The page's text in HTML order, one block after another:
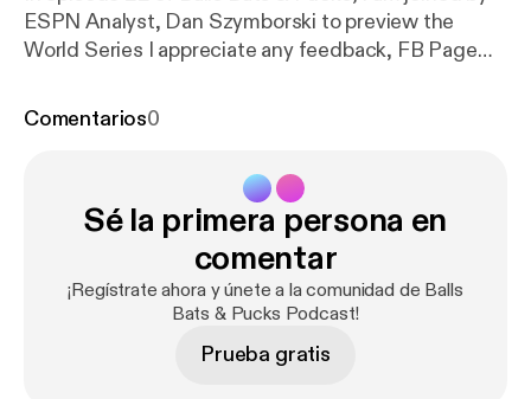
ESPN Analyst, Dan Szymborski to preview the
World Series I appreciate any feedback, FB Page
Twitter : twitter.com/TalkSportSteven Follow us on
feeds.soundcloud.com/users/soundclo…
236872734 Subscribe on iTunes :
itunes.apple.com/gb/podcast/balls…d1054187428?
Comentarios0
Sé la primera persona en
comentar
¡Regístrate ahora y únete a la comunidad de Balls
Bats & Pucks Podcast!
Prueba gratis